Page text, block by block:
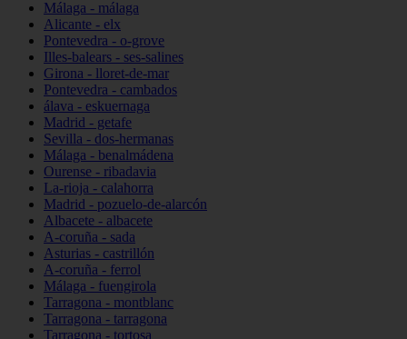
Málaga - málaga
Alicante - elx
Pontevedra - o-grove
Illes-balears - ses-salines
Girona - lloret-de-mar
Pontevedra - cambados
álava - eskuernaga
Madrid - getafe
Sevilla - dos-hermanas
Málaga - benalmádena
Ourense - ribadavia
La-rioja - calahorra
Madrid - pozuelo-de-alarcón
Albacete - albacete
A-coruña - sada
Asturias - castrillón
A-coruña - ferrol
Málaga - fuengirola
Tarragona - montblanc
Tarragona - tarragona
Tarragona - tortosa